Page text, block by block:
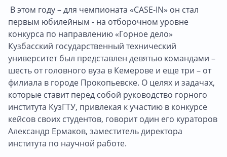
В этом году – для чемпионата «CASE-IN» он стал
первым юбилейным - на отборочном уровне
конкурса по направлению «Горное дело»
Кузбасский государственный технический
университет был представлен девятью командами –
шесть от головного вуза в Кемерове и еще три – от
филиала в городе Прокопьевске. О целях и задачах,
которые ставит перед собой руководство горного
института КузГТУ, привлекая к участию в конкурсе
кейсов своих студентов, говорит один его кураторов
Александр Ермаков, заместитель директора
института по научной работе.